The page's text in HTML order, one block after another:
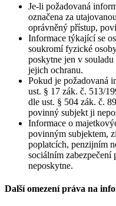
Je-li požadovaná
označena za
oprávněný přístup,
Informace týkající se
soukromí fyzické
poskytne jen v
jejich ochranu.
Pokud je požadovaná
ust. § 17 zák. č. 513/
dle ust. § 504 zák. č.
povinný subjekt ji
Informace o
povinným subjektem,
poplatcích, penzijním
sociálním
neposkytne.
Další omezení práva na